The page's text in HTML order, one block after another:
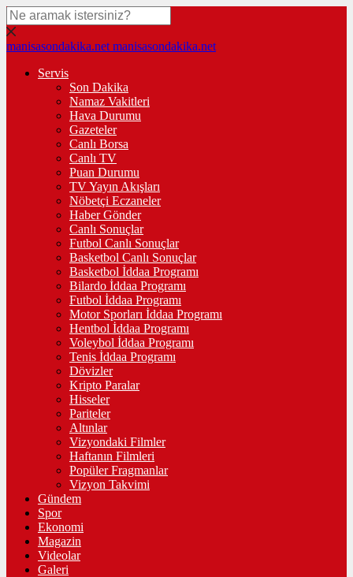
manisasondakika.net manisasondakika.net
Servis
Son Dakika
Namaz Vakitleri
Hava Durumu
Gazeteler
Canlı Borsa
Canlı TV
Puan Durumu
TV Yayın Akışları
Nöbetçi Eczaneler
Haber Gönder
Canlı Sonuçlar
Futbol Canlı Sonuçlar
Basketbol Canlı Sonuçlar
Basketbol İddaa Programı
Bilardo İddaa Programı
Futbol İddaa Programı
Motor Sporları İddaa Programı
Hentbol İddaa Programı
Voleybol İddaa Programı
Tenis İddaa Programı
Dövizler
Kripto Paralar
Hisseler
Pariteler
Altınlar
Vizyondaki Filmler
Haftanın Filmleri
Popüler Fragmanlar
Vizyon Takvimi
Gündem
Spor
Ekonomi
Magazin
Videolar
Galeri